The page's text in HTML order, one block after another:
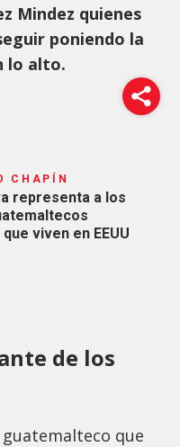
Mindez quienes
poniendo la
lo alto.
CHAPÍN
representa a los
viven en EEUU
de los
guatemalteco que